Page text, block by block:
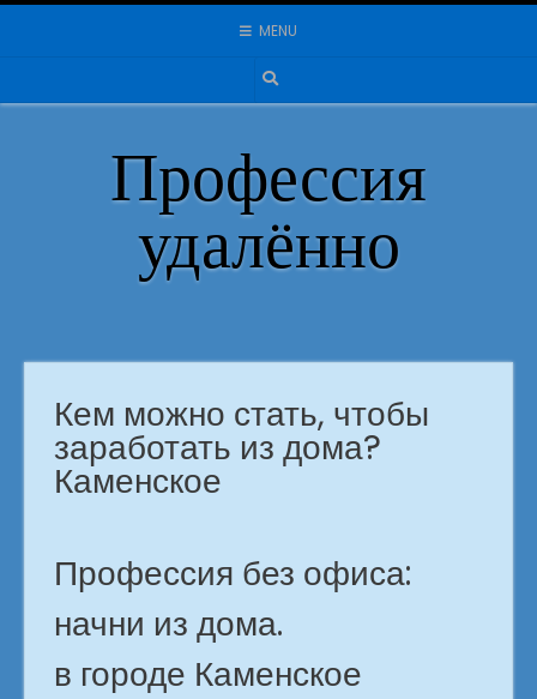
Skip
MENU
Профессия
удалённо
Кем можно стать, чтобы
заработать из дома?
Каменское
Профессия без офиса:
начни из дома.
в городе Каменское